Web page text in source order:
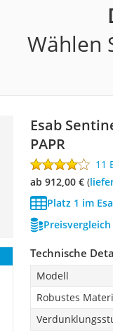
Wählen
Esab
PAPR
11
ab 912,00 €(
Platz 1 im
Technische
Modell
Robustes